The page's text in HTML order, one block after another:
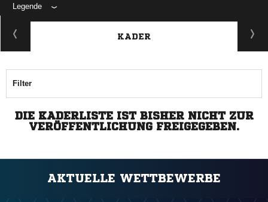
Legende
KADER
Filter
DIE KADERLISTE IST BISHER NICHT ZUR
VERÖFFENTLICHUNG FREIGEGEBEN.
AKTUELLE WETTBEWERBE